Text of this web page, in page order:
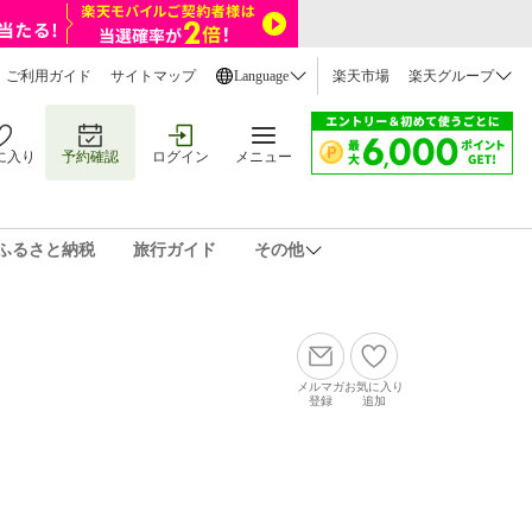
ご利用ガイド サイトマップ Language 楽天市場 楽天グループ
入り 予約確認 ログイン メニュー
るさと納税 旅行ガイド その他
メルマガ
登録
お気に入り
追加